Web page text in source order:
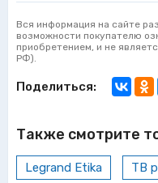
Вся информация на сайте
возможности покупателю
приобретением, и не
РФ).
Поделиться:
Также смотрите
Legrand Etika ТВ